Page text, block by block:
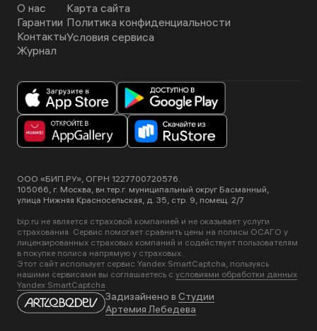
О нас
Гарантии
Контакты
Журнал
Карта сайта
Политика конфиденциальности
Условия сервиса
ООО «БИП.РУ», ОГРН 1227700720576.
105066, г. Москва, вн.тер.г. муниципальный округ Басманный,
улица Нижняя Красносельская, д. 35, стр. 9, помещ. 2/7
bip.ru не является страховой компанией и не оказывает услуги
страхования. Сервис помогает сравнить цены на полисы ОСАГО у
лицензированных страховых компаний и содействует пользователям
в покупке полиса напрямую у страховых.
Этот сайт использует сервис Yandex SmartCaptcha, пользуясь
нашими сервисами вы соглашаетесь с условиями обработки данных
Yandex SmartCaptcha.
Задизайнено в Студии
Артемия Лебедева